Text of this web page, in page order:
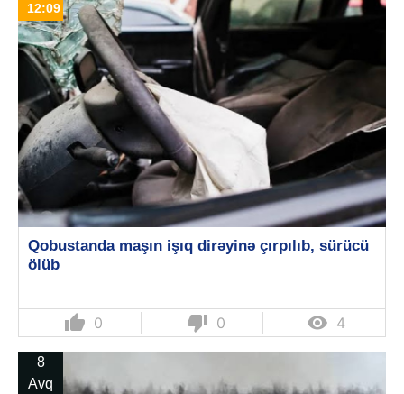
12:09
Qobustanda maşın işıq dirəyinə çırpılıb, sürücü
ölüb
thumb_up 0 thumb_down 0  4
8
Avq